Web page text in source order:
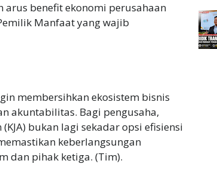
benefit ekonomi perusahaan
Manfaat yang wajib
membersihkan ekosistem bisnis
akuntabilitas. Bagi pengusaha,
bukan lagi sekadar opsi efisiensi
keberlangsungan
dan pihak ketiga. (Tim).